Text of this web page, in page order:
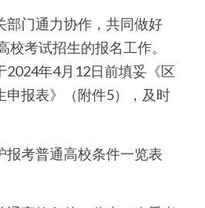
部门通力协作，共同做好
校考试招生的报名工作。
2024年4月12日前填妥《区
申报表》（附件5），及时
报考普通高校条件一览表